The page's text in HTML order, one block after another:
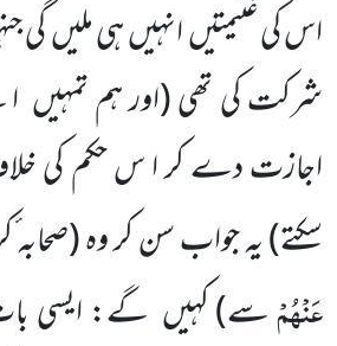
اس کی غنیمتیںانہیںہی ملیںگی
شرکت کی تھی(اور ہم تمہیں
اجازت دے کر ا س حکم کی
سکتے)یہ جواب سن کر وہ(صحابہ
عَنْہُمْسے)کہیں گے: ایسی